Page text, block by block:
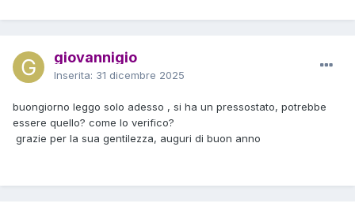
giovannigio
Inserita: 31 dicembre 2025
buongiorno leggo solo adesso , si ha un pressostato, potrebbe
essere quello? come lo verifico?
grazie per la sua gentilezza, auguri di buon anno